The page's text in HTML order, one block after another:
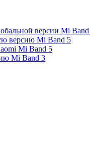
версии Mi
версию Mi Band 5
Mi Band 5
Mi Band 3